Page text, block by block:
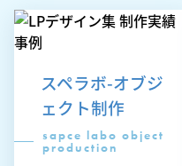
スペラボ-オブジ
ェクト制作
sapce labo object
production